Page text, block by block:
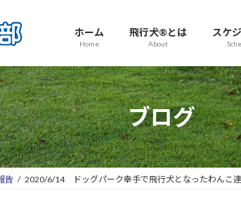
ホーム
Home
飛行犬®とは
About
スケ
ブログ
告 2020/6/14 ドッグパーク幸手で飛行犬となったわんこ達